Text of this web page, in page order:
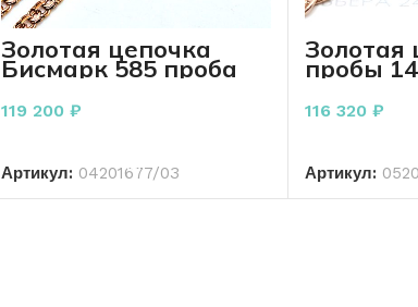
Золотая цепочка
Бисмарк 585 проба
14.90 грамм 50 см
119 200 ₽
Артикул: 04201677/03
Золотая
пробы
116 320₽
Артикул: